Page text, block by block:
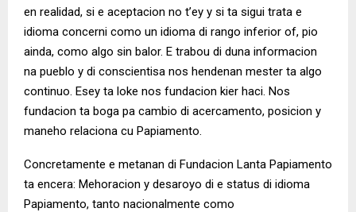
en realidad, si e aceptacion no t’ey y si ta sigui trata e
idioma concerni como un idioma di rango inferior of, pio
ainda, como algo sin balor. E trabou di duna informacion
na pueblo y di conscientisa nos hendenan mester ta algo
continuo. Esey ta loke nos fundacion kier haci. Nos
fundacion ta boga pa cambio di acercamento, posicion y
maneho relaciona cu Papiamento.
Concretamente e metanan di Fundacion Lanta Papiamento
ta encera: Mehoracion y desaroyo di e status di idioma
Papiamento, tanto nacionalmente como